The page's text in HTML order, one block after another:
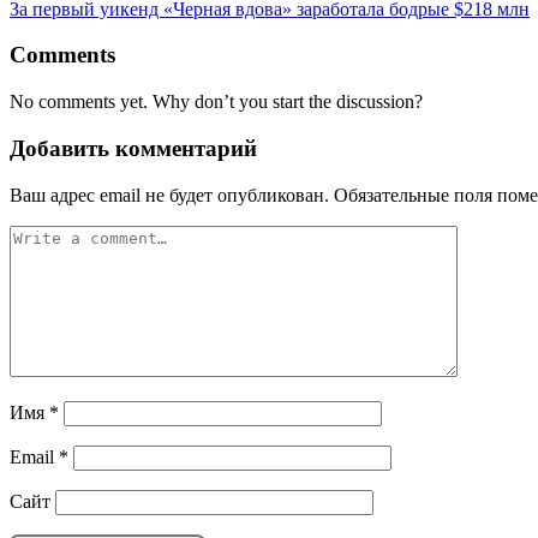
За первый уикенд «Черная вдова» заработала бодрые $218 млн
Comments
No comments yet. Why don’t you start the discussion?
Добавить комментарий
Ваш адрес email не будет опубликован. Обязательные поля
Имя *
Email *
Сайт